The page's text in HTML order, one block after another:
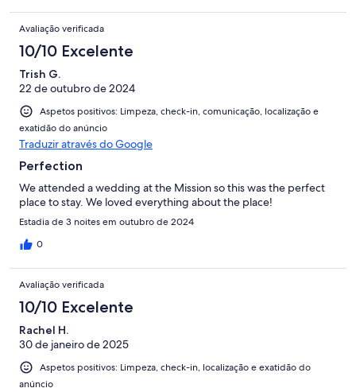
Avaliação verificada
10/10 Excelente
Trish G.
22 de outubro de 2024
Aspetos positivos: Limpeza, check-in, comunicação, localização e
exatidão do anúncio
Traduzir através do Google
Perfection
We attended a wedding at the Mission so this was the perfect
place to stay. We loved everything about the place!
Estadia de 3 noites em outubro de 2024
0
Avaliação verificada
10/10 Excelente
Rachel H.
30 de janeiro de 2025
Aspetos positivos: Limpeza, check-in, localização e exatidão do
anúncio